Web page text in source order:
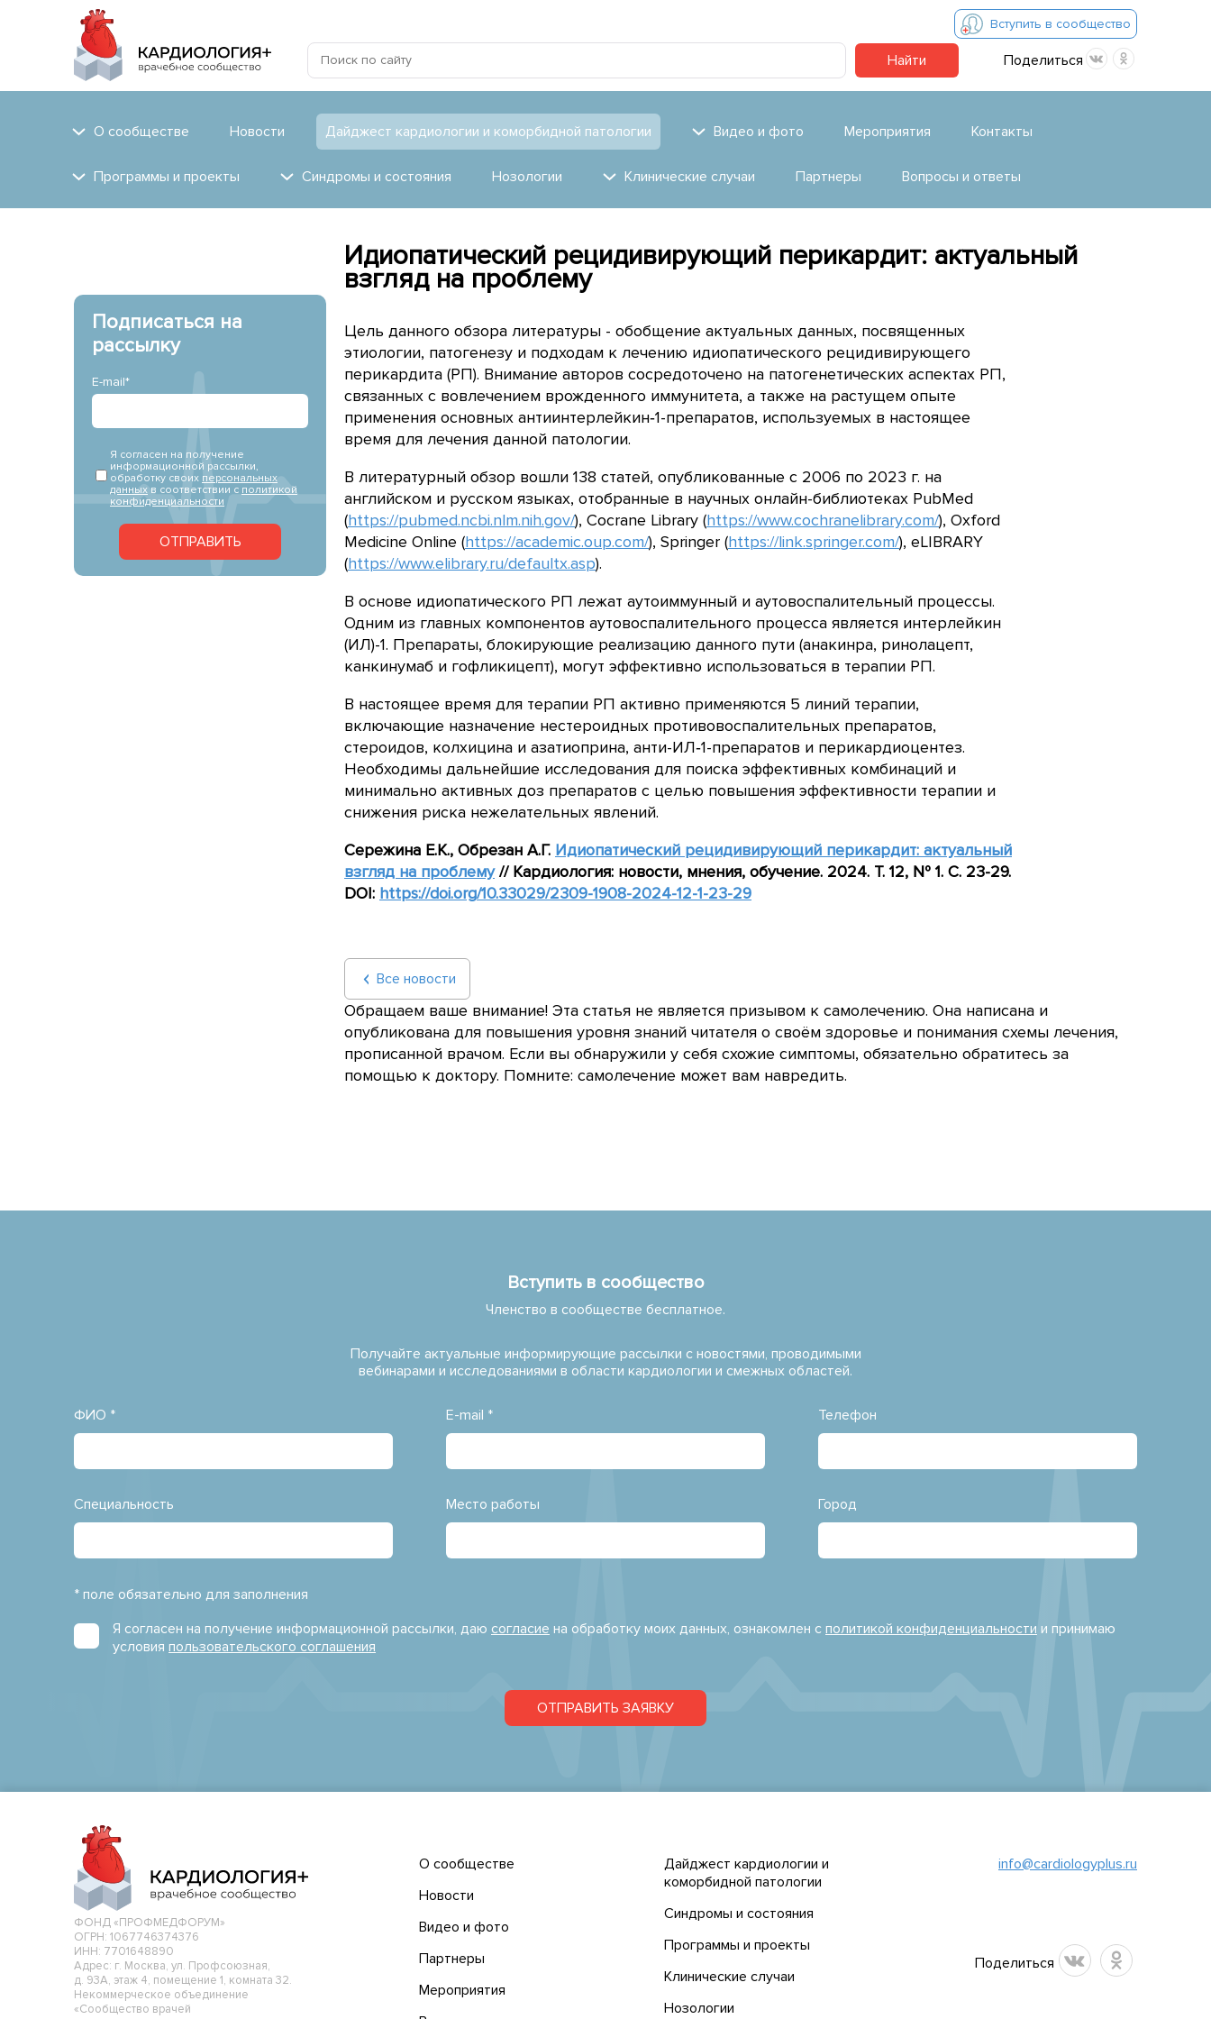
Вступить в сообщество
Найти Поделиться
О сообществе Новости Дайджест кардиологии и коморбидной патологии Видео и фото Мероприятия Контакты
Программы и проекты Синдромы и состояния Нозологии Клинические случаи Партнеры Вопросы и ответы
Подписаться на
рассылку
E-mail*
Я согласен на получение
информационной рассылки,
обработку своих персональных
данных в соответствии с политикой
конфиденциальности
ОТПРАВИТЬ
Идиопатический рецидивирующий перикардит: актуальный
взгляд на проблему
Цель данного обзора литературы - обобщение актуальных данных, посвященных
этиологии, патогенезу и подходам к лечению идиопатического рецидивирующего
перикардита (РП). Внимание авторов сосредоточено на патогенетических аспектах РП,
связанных с вовлечением врожденного иммунитета, а также на растущем опыте
применения основных антиинтерлейкин‑1-препаратов, используемых в настоящее
время для лечения данной патологии.
В литературный обзор вошли 138 статей, опубликованные с 2006 по 2023 г. на
английском и русском языках, отобранные в научных онлайн-библиотеках PubMed
(https://pubmed.ncbi.nlm.nih.gov/), Сocrane Library (https://www.cochranelibrary.com/), Oxford
Medicine Online (https://academic.oup.com/), Springer (https://link.springer.com/), eLIBRARY
(https://www.elibrary.ru/defaultx.asp).
В основе идиопатического РП лежат аутоиммунный и аутовоспалительный процессы.
Одним из главных компонентов аутовоспалительного процесса является интерлейкин
(ИЛ)-1. Препараты, блокирующие реализацию данного пути (анакинра, ринолацепт,
канкинумаб и гофликицепт), могут эффективно использоваться в терапии РП.
В настоящее время для терапии РП активно применяются 5 линий терапии,
включающие назначение нестероидных противовоспалительных препаратов,
стероидов, колхицина и азатиоприна, анти-ИЛ‑1-препаратов и перикардиоцентез.
Необходимы дальнейшие исследования для поиска эффективных комбинаций и
минимально активных доз препаратов с целью повышения эффективности терапии и
снижения риска нежелательных явлений.
Сережина Е.К., Обрезан А.Г. Идиопатический рецидивирующий перикардит: актуальный
взгляд на проблему// Кардиология: новости, мнения, обучение. 2024. Т. 12, № 1. С. 23-29.
DOI: https://doi.org/10.33029/2309-1908-2024-12-1-23-29
Все новости
Обращаем ваше внимание! Эта статья не является призывом к самолечению. Она написана и
опубликована для повышения уровня знаний читателя о своём здоровье и понимания схемы лечения,
прописанной врачом. Если вы обнаружили у себя схожие симптомы, обязательно обратитесь за
помощью к доктору. Помните: самолечение может вам навредить.
Вступить в сообщество
Членство в сообществе бесплатное.
Получайте актуальные информирующие рассылки с новостями, проводимыми
вебинарами и исследованиями в области кардиологии и смежных областей.
ФИО * E-mail * Телефон
Специальность Место работы Город
* поле обязательно для заполнения
Я согласен на получение информационной рассылки, даю согласие на обработку моих данных, ознакомлен с политикой конфиденциальности и принимаю
условия пользовательского соглашения
ОТПРАВИТЬ ЗАЯВКУ
ФОНД «ПРОФМЕДФОРУМ»
ОГРН: 1067746374376
ИНН: 7701648890
Адрес: г. Москва, ул. Профсоюзная,
д. 93А, этаж 4, помещение 1, комната 32.
Некоммерческое объединение
«Сообщество врачей
О сообществе
Новости
Видео и фото
Партнеры
Мероприятия
Дайджест кардиологии и
коморбидной патологии
Синдромы и состояния
Программы и проекты
Клинические случаи
Нозологии
info@cardiologyplus.ru
Поделиться